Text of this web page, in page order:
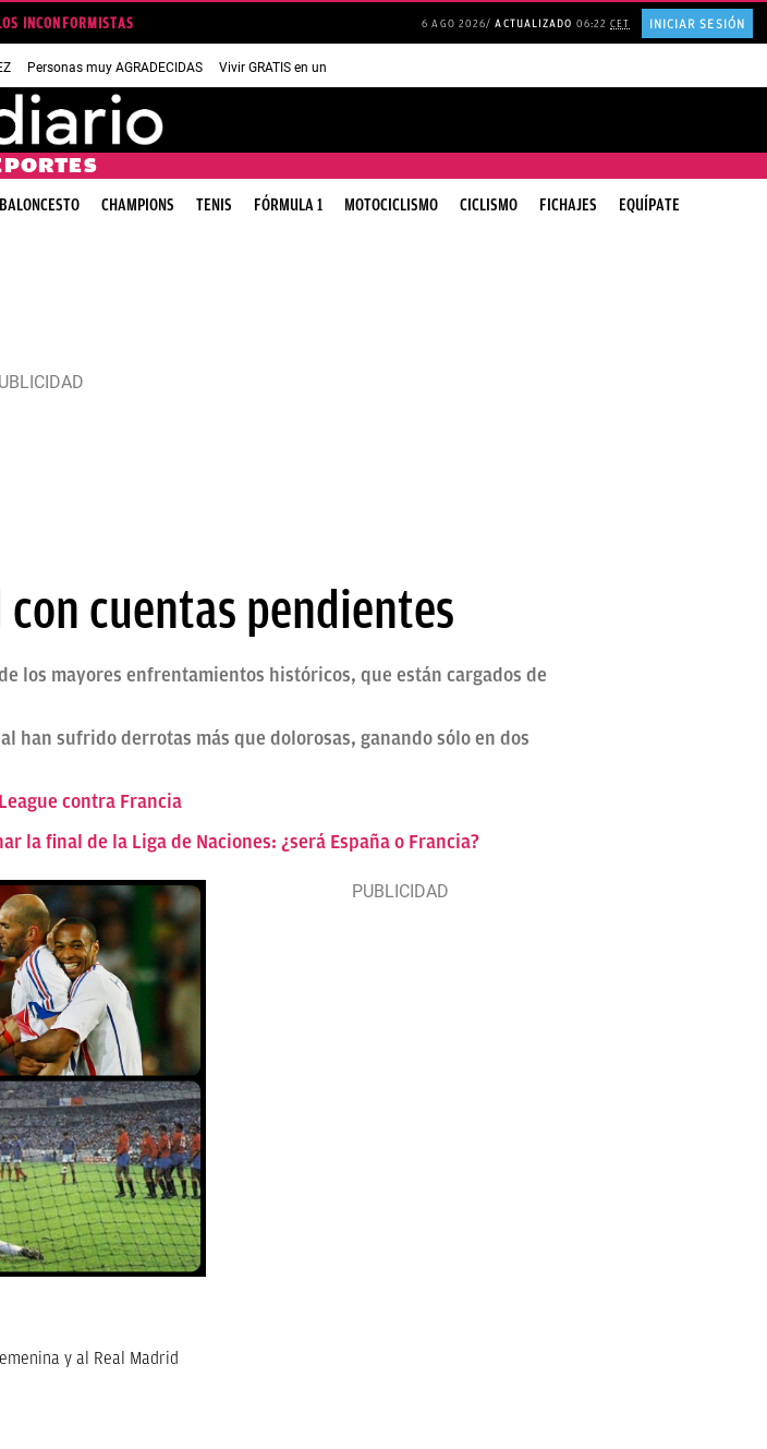
INCONFORMISTAS 6 AGO 2026 ACTUALIZADO 06:22CET INICIAR SESIÓN
Personas muy AGRADECIDAS Vivir GRATIS en una ISLA en GRECIA
BALONCESTO CHAMPIONS TENIS FÓRMULA 1 MOTOCICLISMO CICLISMO FICHAJES EQUÍPATE
cuentas pendientes
los mayores enfrentamientos históricos, que están cargados de
han sufrido derrotas más que dolorosas, ganando sólo en dos
contra Francia
la final de la Liga de Naciones: ¿será España o Francia?
y al Real Madrid